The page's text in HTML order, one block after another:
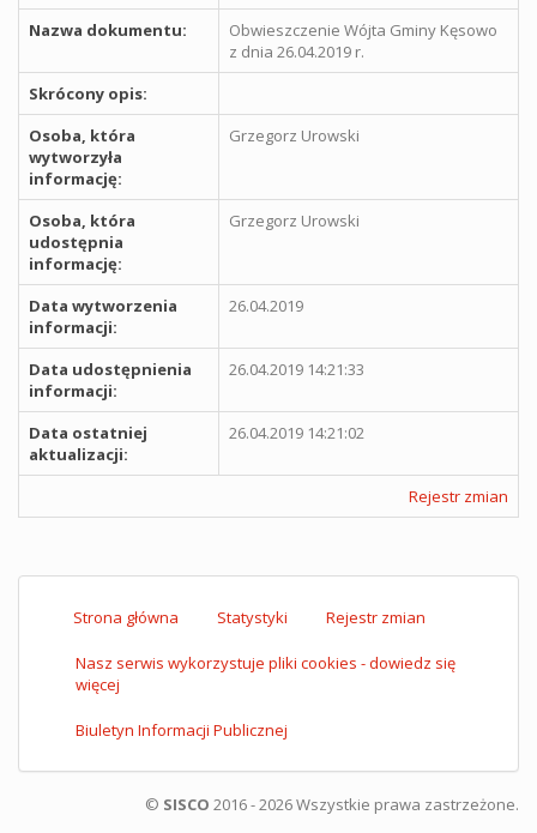
Nazwa dokumentu:
Obwieszczenie Wójta Gminy Kęsowo
z dnia 26.04.2019 r.
Skrócony opis:
Osoba, która
wytworzyła
informację:
Grzegorz Urowski
Osoba, która
udostępnia
informację:
Grzegorz Urowski
Data wytworzenia
informacji:
26.04.2019
Data udostępnienia
informacji:
26.04.2019 14:21:33
Data ostatniej
aktualizacji:
26.04.2019 14:21:02
Rejestr zmian
Strona główna Statystyki Rejestr zmian
Nasz serwis wykorzystuje pliki cookies - dowiedz się
więcej
Biuletyn Informacji Publicznej
© SISCO 2016 - 2026 Wszystkie prawa zastrzeżone.